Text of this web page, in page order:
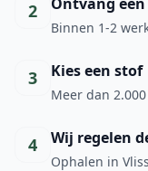
2
Binnen 1-2
3 Kies een stof
Meer dan
4 Wij regelen
Ophalen in